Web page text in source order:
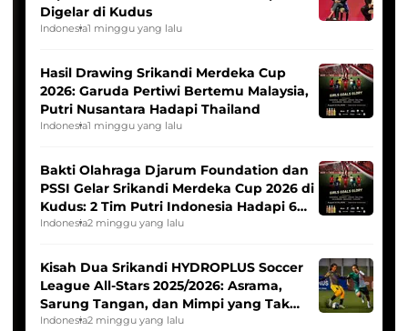
Digelar di Kudus
Indonesia1 minggu yang lalu
Hasil Drawing Srikandi Merdeka Cup
2026: Garuda Pertiwi Bertemu Malaysia,
Putri Nusantara Hadapi Thailand
Indonesia1 minggu yang lalu
Bakti Olahraga Djarum Foundation dan
PSSI Gelar Srikandi Merdeka Cup 2026 di
Kudus: 2 Tim Putri Indonesia Hadapi 6
Tim Asia
Indonesia2 minggu yang lalu
Kisah Dua Srikandi HYDROPLUS Soccer
League All-Stars 2025/2026: Asrama,
Sarung Tangan, dan Mimpi yang Tak
Pernah Padam
Indonesia2 minggu yang lalu